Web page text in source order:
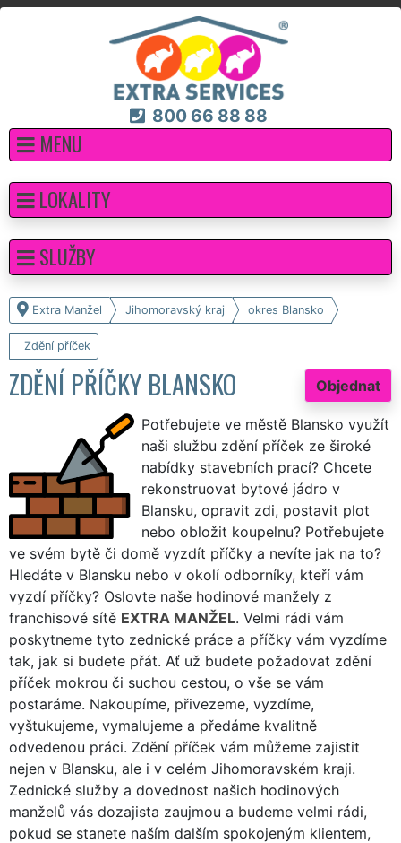
800 66 88 88
MENU
Extra Manžel Jihomoravský kraj okres Blansko
Zdění příček
Objednat
ZDĚNÍ PŘÍČKY BLANSKO
Potřebujete ve městě Blansko využít
naši službu zdění příček ze široké
nabídky stavebních prací? Chcete
rekonstruovat bytové jádro v
Blansku, opravit zdi, postavit plot
nebo obložit koupelnu? Potřebujete
ve svém bytě či domě vyzdít příčky a nevíte jak na to?
Hledáte v Blansku nebo v okolí odborníky, kteří vám
vyzdí příčky? Oslovte naše hodinové manžely z
franchisové sítě EXTRA MANŽEL. Velmi rádi vám
poskytneme tyto zednické práce a příčky vám vyzdíme
tak, jak si budete přát. Ať už budete požadovat zdění
příček mokrou či suchou cestou, o vše se vám
postaráme. Nakoupíme, přivezeme, vyzdíme,
vyštukujeme, vymalujeme a předáme kvalitně
odvedenou práci. Zdění příček vám můžeme zajistit
nejen v Blansku, ale i v celém Jihomoravském kraji.
Zednické služby a dovednost našich hodinových
manželů vás dozajista zaujmou a budeme velmi rádi,
pokud se stanete naším dalším spokojeným klientem,
LOKALITY
SLUŽBY